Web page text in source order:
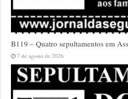
B119 – Quatro sepultamentos em
7 de agosto de 2026